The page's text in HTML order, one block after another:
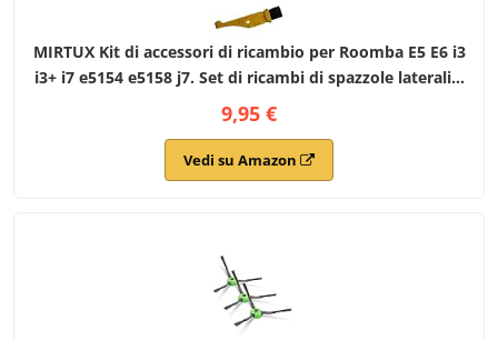
MIRTUX Kit di accessori di ricambio per Roomba E5 E6 i3
i3+ i7 e5154 e5158 j7. Set di ricambi di spazzole laterali e
filtri iRobot Roomba E5 E6 i7 i7+ Plus. Sostituzione
9,95 €
Vedi su Amazon